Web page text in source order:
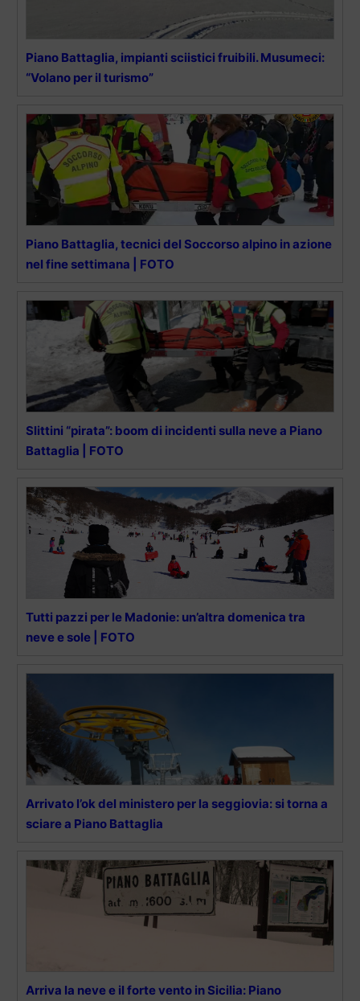
Piano Battaglia, impianti sciistici fruibili. Musumeci:
“Volano per il turismo”
Piano Battaglia, tecnici del Soccorso alpino in azione
nel fine settimana | FOTO
Slittini “pirata”: boom di incidenti sulla neve a Piano
Battaglia | FOTO
Tutti pazzi per le Madonie: un’altra domenica tra
neve e sole | FOTO
Arrivato l’ok del ministero per la seggiovia: si torna a
sciare a Piano Battaglia
Arriva la neve e il forte vento in Sicilia: Piano